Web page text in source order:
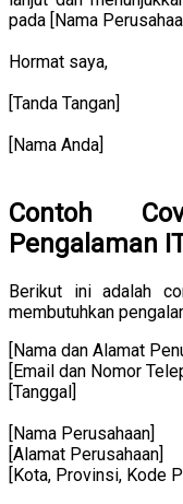
pada [Nama
Hormat saya,
[Tanda Tangan]
[Nama Anda]
Contoh
Pengalaman
Berikut ini adalah
membutuhkan
[Nama dan Alamat
[Email dan Nomor
[Tanggal]
[Nama Perusahaan]
[Alamat Perusahaan]
[Kota, Provinsi, Kode